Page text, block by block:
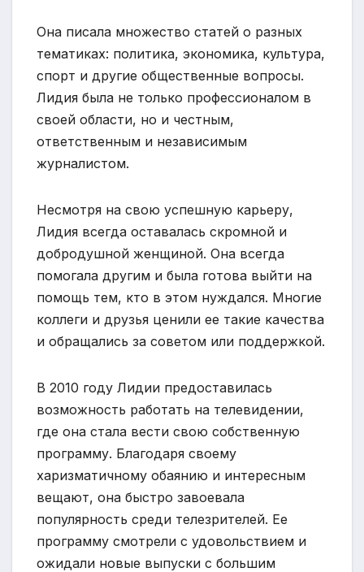
Она писала множество статей о разных
тематиках: политика, экономика, культура,
спорт и другие общественные вопросы.
Лидия была не только профессионалом в
своей области, но и честным,
ответственным и независимым
журналистом.
Несмотря на свою успешную карьеру,
Лидия всегда оставалась скромной и
добродушной женщиной. Она всегда
помогала другим и была готова выйти на
помощь тем, кто в этом нуждался. Многие
коллеги и друзья ценили ее такие качества
и обращались за советом или поддержкой.
В 2010 году Лидии предоставилась
возможность работать на телевидении,
где она стала вести свою собственную
программу. Благодаря своему
харизматичному обаянию и интересным
вещают, она быстро завоевала
популярность среди телезрителей. Ее
программу смотрели с удовольствием и
ожидали новые выпуски с большим